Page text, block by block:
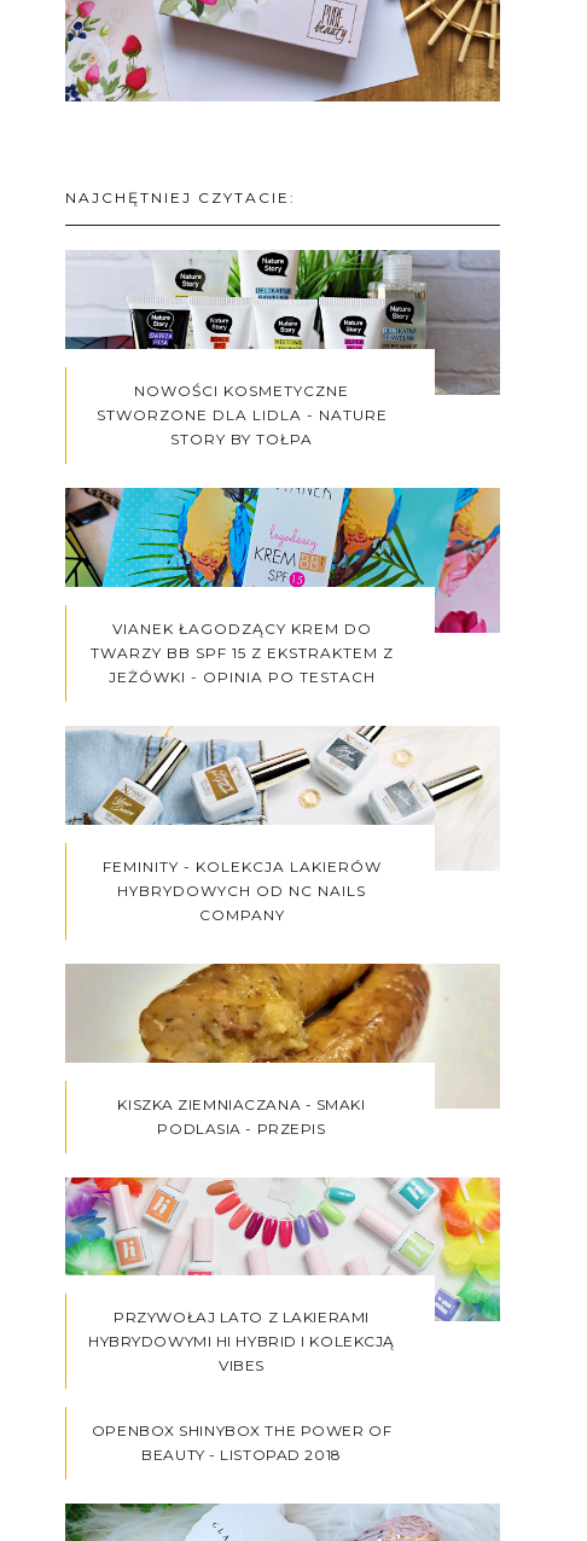
NAJCHĘTNIEJ CZYTACIE:
NOWOŚCI KOSMETYCZNE
STWORZONE DLA LIDLA - NATURE
STORY BY TOŁPA
VIANEK ŁAGODZĄCY KREM DO
TWARZY BB SPF 15 Z EKSTRAKTEM Z
JEŻÓWKI - OPINIA PO TESTACH
FEMINITY - KOLEKCJA LAKIERÓW
HYBRYDOWYCH OD NC NAILS
COMPANY
KISZKA ZIEMNIACZANA - SMAKI
PODLASIA - PRZEPIS
PRZYWOŁAJ LATO Z LAKIERAMI
HYBRYDOWYMI HI HYBRID I KOLEKCJĄ
VIBES
OPENBOX SHINYBOX THE POWER OF
BEAUTY - LISTOPAD 2018